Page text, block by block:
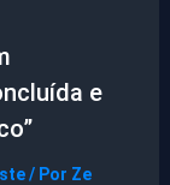
e
/ Por Ze